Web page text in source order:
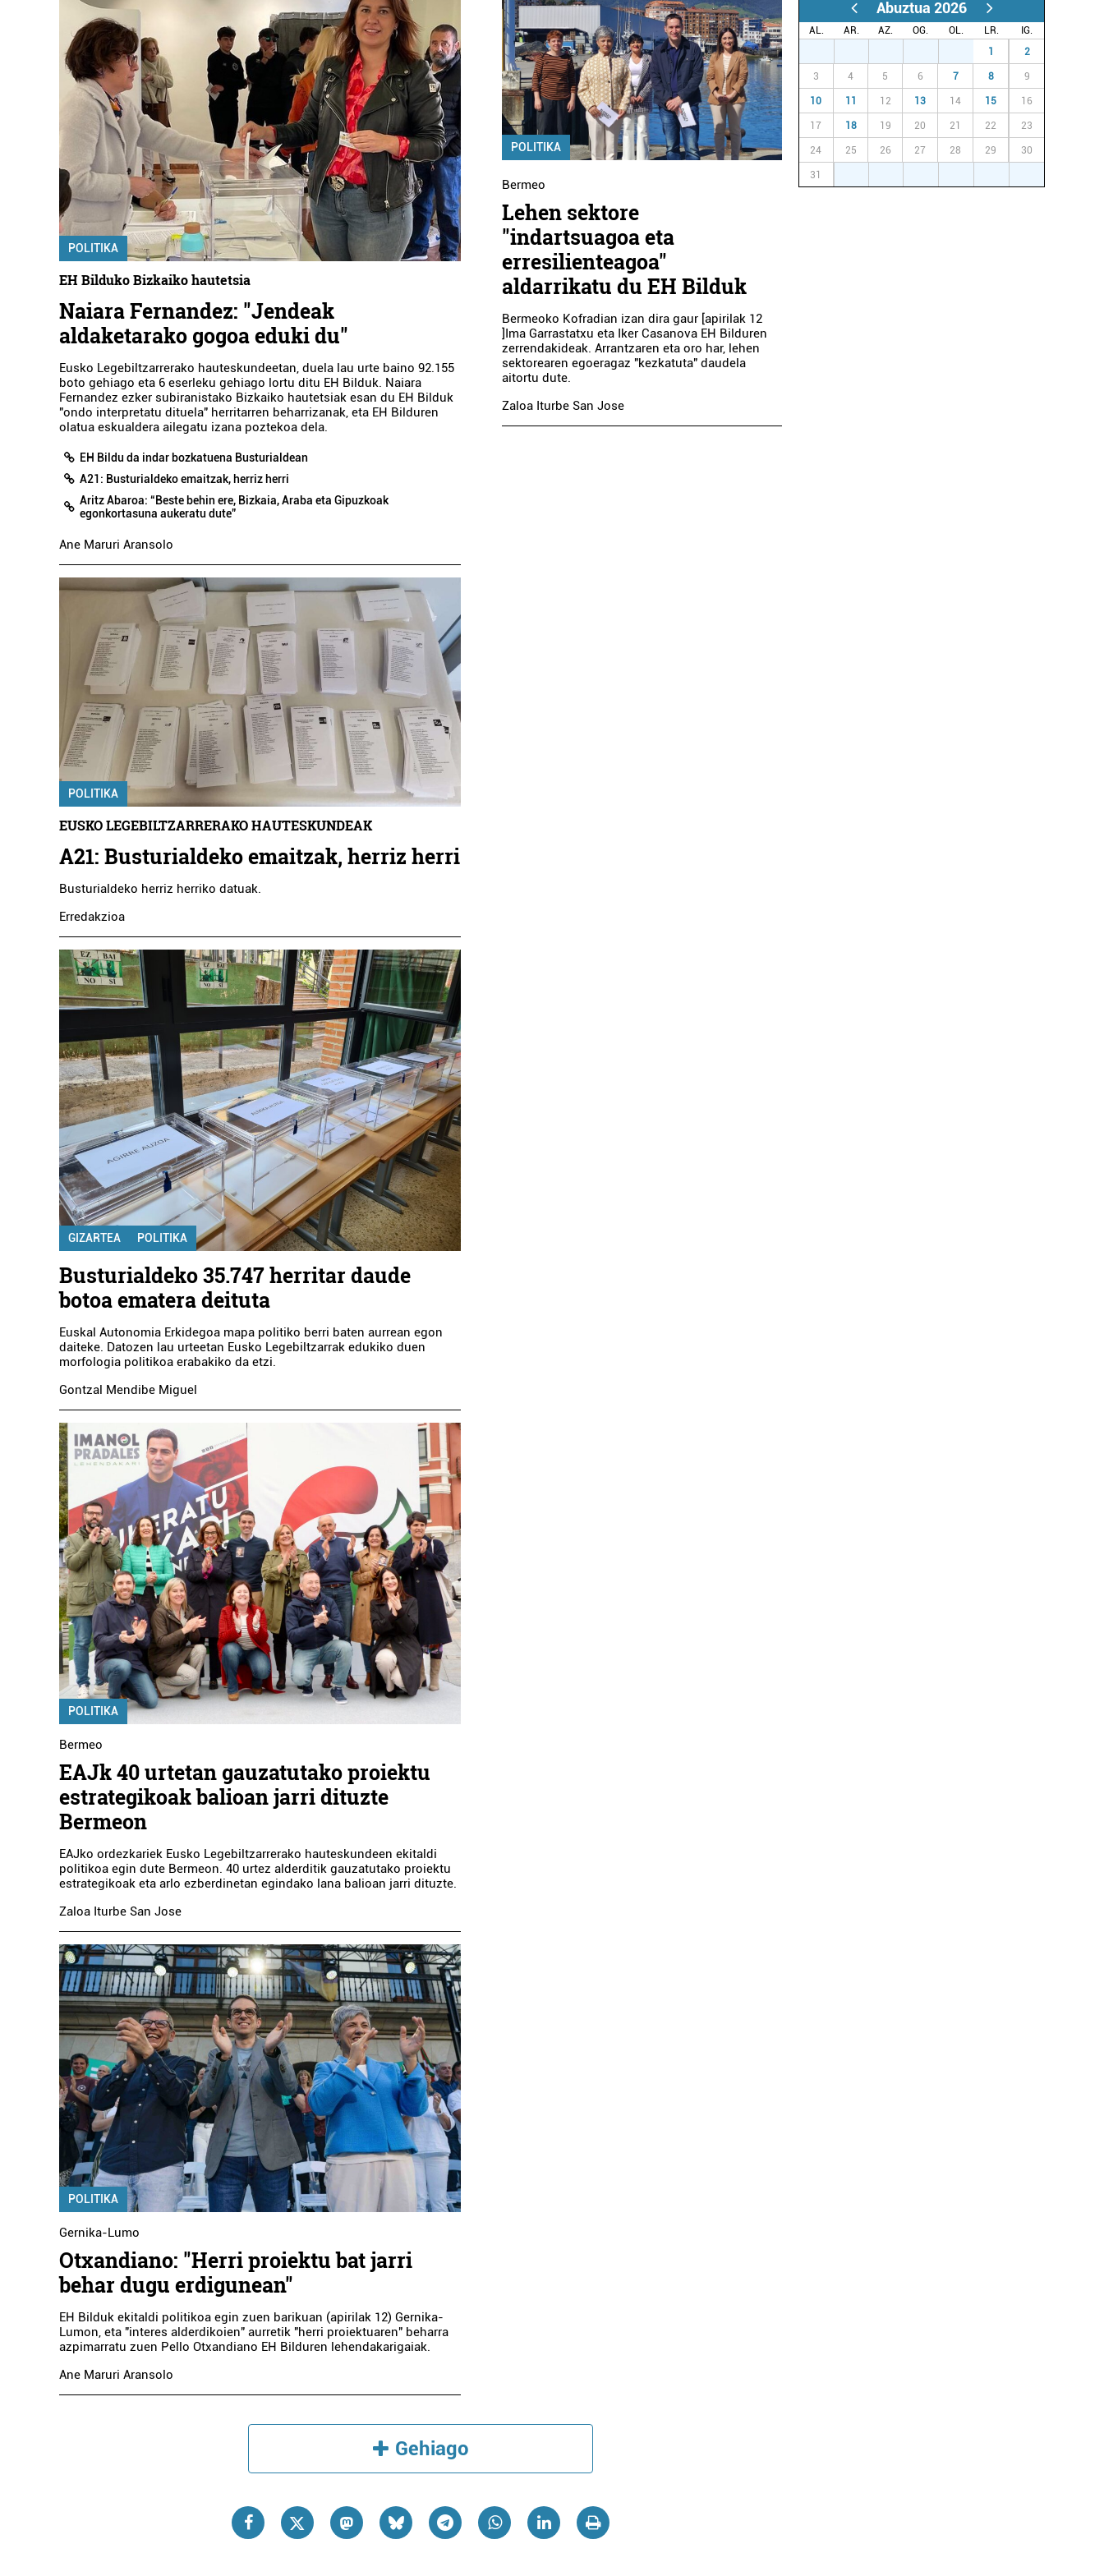
POLITIKA
EH Bilduko Bizkaiko hautetsia
Naiara Fernandez: "Jendeak
aldaketarako gogoa eduki du"
Eusko Legebiltzarrerako hauteskundeetan, duela lau urte baino 92.155
boto gehiago eta 6 eserleku gehiago lortu ditu EH Bilduk. Naiara
Fernandez ezker subiranistako Bizkaiko hautetsiak esan du EH Bilduk
"ondo interpretatu dituela" herritarren beharrizanak, eta EH Bilduren
olatua eskualdera ailegatu izana poztekoa dela.
EH Bildu da indar bozkatuena Busturialdean
A21: Busturialdeko emaitzak, herriz herri
Aritz Abaroa: “Beste behin ere, Bizkaia, Araba eta Gipuzkoak
egonkortasuna aukeratu dute”
Ane Maruri Aransolo
POLITIKA
EUSKO LEGEBILTZARRERAKO HAUTESKUNDEAK
A21: Busturialdeko emaitzak, herriz herri
Busturialdeko herriz herriko datuak.
Erredakzioa
GIZARTEA POLITIKA
Busturialdeko 35.747 herritar daude
botoa ematera deituta
Euskal Autonomia Erkidegoa mapa politiko berri baten aurrean egon
daiteke. Datozen lau urteetan Eusko Legebiltzarrak edukiko duen
morfologia politikoa erabakiko da etzi.
Gontzal Mendibe Miguel
POLITIKA
Bermeo
EAJk 40 urtetan gauzatutako proiektu
estrategikoak balioan jarri dituzte
Bermeon
EAJko ordezkariek Eusko Legebiltzarrerako hauteskundeen ekitaldi
politikoa egin dute Bermeon. 40 urtez alderditik gauzatutako proiektu
estrategikoak eta arlo ezberdinetan egindako lana balioan jarri dituzte.
Zaloa Iturbe San Jose
POLITIKA
Gernika-Lumo
Otxandiano: "Herri proiektu bat jarri
behar dugu erdigunean"
EH Bilduk ekitaldi politikoa egin zuen barikuan (apirilak 12) Gernika-
Lumon, eta "interes alderdikoien" aurretik "herri proiektuaren" beharra
azpimarratu zuen Pello Otxandiano EH Bilduren lehendakarigaiak.
Ane Maruri Aransolo
POLITIKA
Bermeo
Lehen sektore
"indartsuagoa eta
erresilienteagoa"
aldarrikatu du EH Bilduk
Bermeoko Kofradian izan dira gaur [apirilak 12
]Ima Garrastatxu eta Iker Casanova EH Bilduren
zerrendakideak. Arrantzaren eta oro har, lehen
sektorearen egoeragaz "kezkatuta" daudela
aitortu dute.
Zaloa Iturbe San Jose
Gehiago
Abuztua 2026
AL. AR. AZ. OG. OL. LR.
IG.
1 2
3 4 5 6 7 8 9
10 11 12 13 14 15 16
17 18 19 20 21 22 23
24 25 26 27 28 29 30
31